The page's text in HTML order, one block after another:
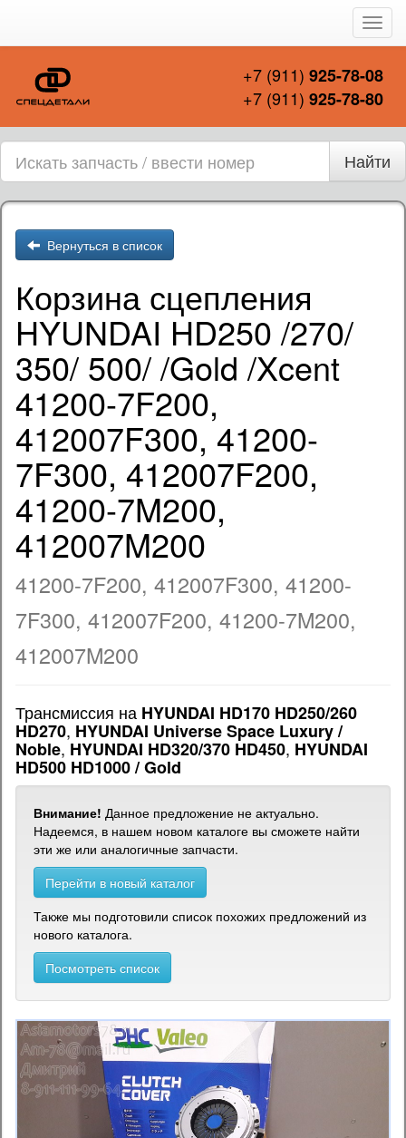
+7 (911) 925-78-08
+7 (911) 925-78-80
Найти
Вернуться в список
Корзина сцепления
HYUNDAI HD250 /270/
350/ 500/ /Gold /Xcent
41200-7F200,
412007F300, 41200-
7F300, 412007F200,
41200-7M200,
412007M200
41200-7F200, 412007F300, 41200-
7F300, 412007F200, 41200-7M200,
412007M200
Трансмиссия на HYUNDAI HD170 HD250/260
HD270, HYUNDAI Universe Space Luxury /
Noble,HYUNDAI HD320/370 HD450, HYUNDAI
HD500 HD1000 / Gold
Внимание! Данное предложение не актуально.
Надеемся, в нашем новом каталоге вы сможете найти
эти же или аналогичные запчасти.
Перейти в новый каталог
Также мы подготовили список похожих предложений из
нового каталога.
Посмотреть список